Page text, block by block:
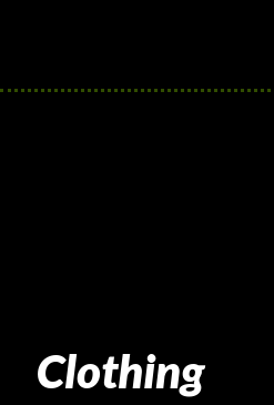
Clothing